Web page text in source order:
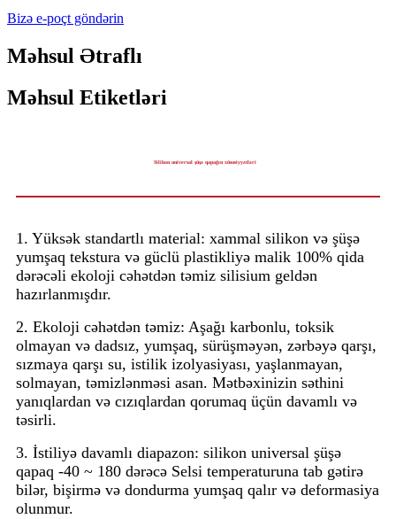
Bizə e-poçt göndərin
Məhsul Ətraflı
Məhsul Etiketləri
Silikon universal şüşə qapağın xüsusiyyətləri
1. Yüksək standartlı material: xammal silikon və şüşə
yumşaq tekstura və güclü plastikliyə malik 100% qida
dərəcəli ekoloji cəhətdən təmiz silisium geldən
hazırlanmışdır.
2. Ekoloji cəhətdən təmiz: Aşağı karbonlu, toksik
olmayan və dadsız, yumşaq, sürüşməyən, zərbəyə qarşı,
sızmaya qarşı su, istilik izolyasiyası, yaşlanmayan,
solmayan, təmizlənməsi asan. Mətbəxinizin səthini
yanıqlardan və cızıqlardan qorumaq üçün davamlı və
təsirli.
3. İstiliyə davamlı diapazon: silikon universal şüşə
qapaq -40 ~ 180 dərəcə Selsi temperaturuna tab gətirə
bilər, bişirmə və dondurma yumşaq qalır və deformasiya
olunmur.